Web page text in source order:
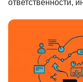
ответственности,